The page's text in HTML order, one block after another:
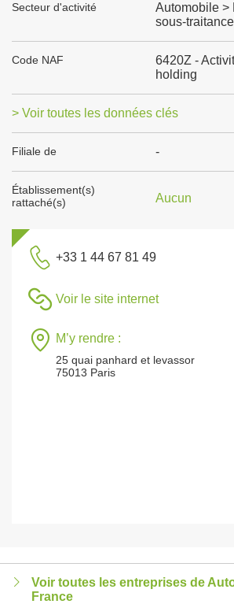
Secteur d'activité
Automobile >
sous-traitance
Code NAF
6420Z -
holding
> Voir toutes les données clés
Filiale de -
Établissement(s)
rattaché(s)
Aucun
+33 1 44 67 81 49
Voir le site internet
M’y rendre :
25 quai panhard et levassor
75013 Paris
Voir toutes les entreprises de
France